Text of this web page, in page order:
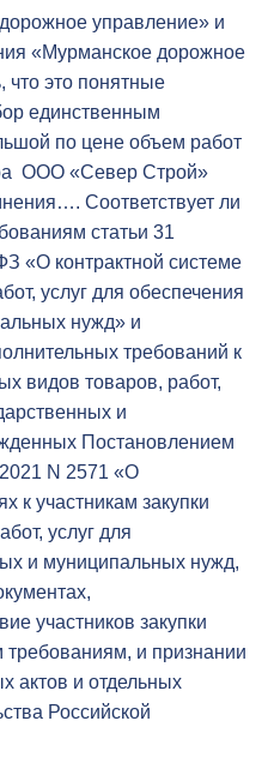
управление» и
«Мурманское дорожное
что это понятные
единственным
по цене объем работ
ООО «Север Строй»
Соответствует ли
статьи 31
«О контрактной системе
услуг для обеспечения
нужд» и
требований к
видов товаров, работ,
и
Постановлением
N 2571 «О
к участникам закупки
услуг для
и муниципальных нужд,
участников закупки
и признании
актов и отдельных
Российской